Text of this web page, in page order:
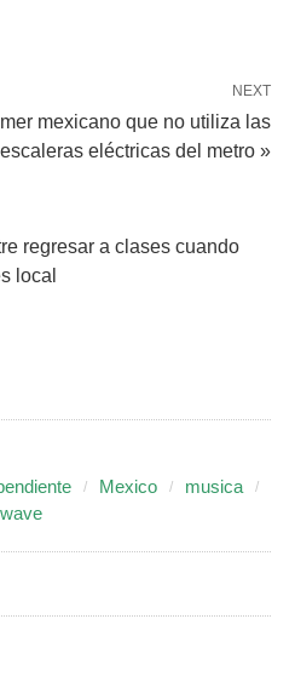
NEXT
mexicano que no utiliza las
escaleras eléctricas del metro »
regresar a clases cuando
local
Mexico
musica
wave